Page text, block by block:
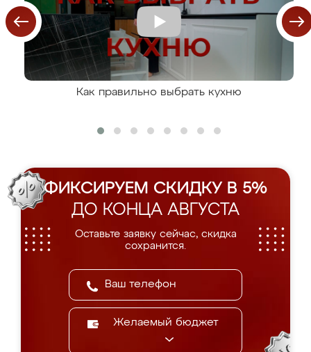
Как правильно выбрать кухню
ФИКСИРУЕМ СКИДКУ В 5%
ДО КОНЦА АВГУСТА
Оставьте заявку сейчас, скидка
сохранится.
Желаемый бюджет